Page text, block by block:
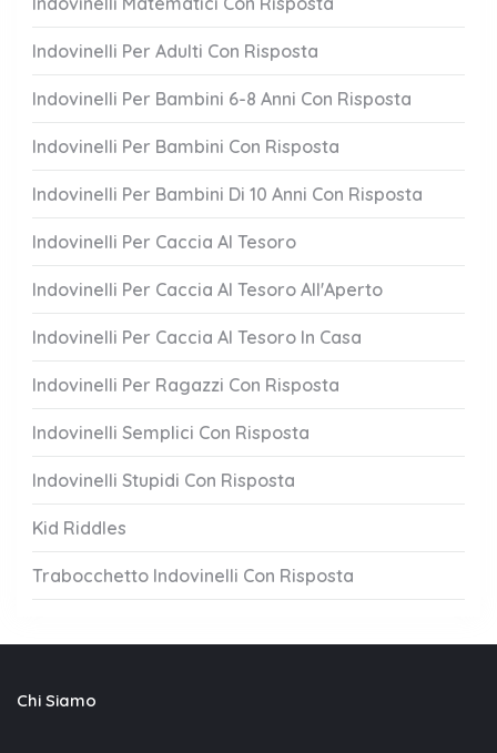
Indovinelli Per Adulti Con Risposta
Indovinelli Per Bambini 6-8 Anni Con Risposta
Indovinelli Per Bambini Con Risposta
Indovinelli Per Bambini Di 10 Anni Con Risposta
Indovinelli Per Caccia Al Tesoro
Indovinelli Per Caccia Al Tesoro All'Aperto
Indovinelli Per Caccia Al Tesoro In Casa
Indovinelli Per Ragazzi Con Risposta
Indovinelli Semplici Con Risposta
Indovinelli Stupidi Con Risposta
Kid Riddles
Trabocchetto Indovinelli Con Risposta
Chi Siamo